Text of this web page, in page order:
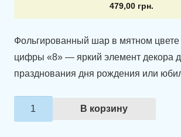
479,00 грн.
Фольгированный шар в мятном
цифры «8» — яркий элемент декора
празднования дня рождения или
Количество
товара
В корзину